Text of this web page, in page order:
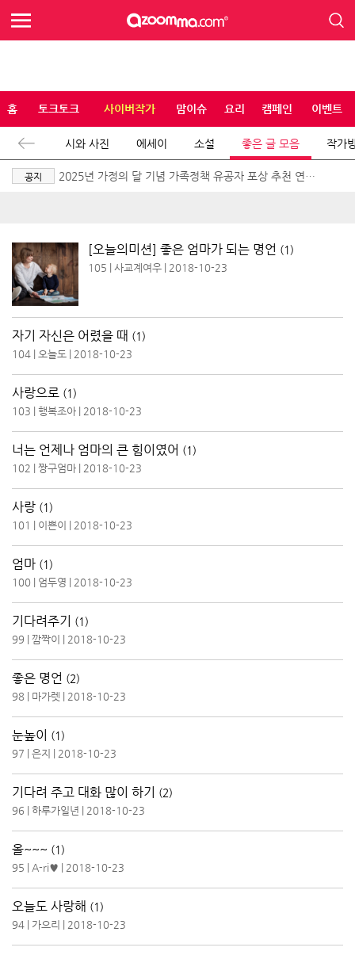
홈 토크토크 사이버작가 맘이슈 요리 캠페인 이벤트
시와 사진 에세이 소설 좋은 글 모음 작가
공지
2025년 가정의 달 기념 가족정책 유공자 포상 추천 연장
[오늘의미션] 좋은 엄마가 되는 명언 (1)
105 사교계여우 2018-10-23
자기 자신은 어렸을 때 (1)
104 오늘도 2018-10-23
사랑으로 (1)
103 행복조아 2018-10-23
너는 언제나 엄마의 큰 힘이였어 (1)
102 짱구엄마 2018-10-23
사랑 (1)
101 이쁜이 2018-10-23
엄마 (1)
100 엄두영 2018-10-23
기다려주기 (1)
99 깜짝이 2018-10-23
좋은 명언 (2)
98 마가렛 2018-10-23
눈높이 (1)
97 은지 2018-10-23
기다려 주고 대화 많이 하기 (2)
96 하루가일년 2018-10-23
올~~~ (1)
95 A-ri♥ 2018-10-23
오늘도 사랑해 (1)
94 가으리 2018-10-23